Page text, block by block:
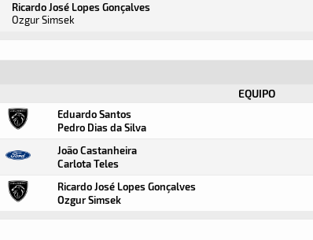
Ricardo José Lopes Gonçalves
Ozgur Simsek
EQUIPO
Eduardo Santos
Pedro Dias da Silva
João Castanheira
Carlota Teles
Ricardo José Lopes Gonçalves
Ozgur Simsek